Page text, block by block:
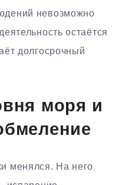
невозможно
остаётся
долгосрочный
моря и
менялся. На него